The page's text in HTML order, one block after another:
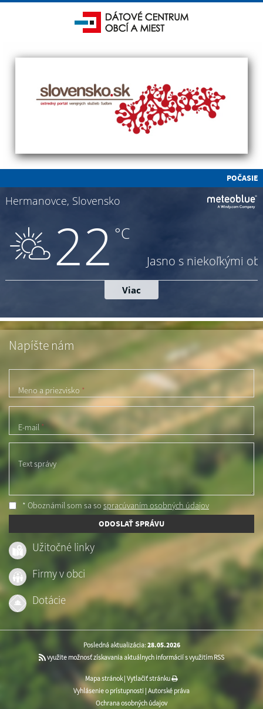
POČASIE
Napíšte nám
Meno a priezvisko *
E-mail *
Text správy
* Oboznámil som sa sospracúvaním osobných údajov
ODOSLAŤ SPRÁVU
Užitočné linky
Firmy v obci
Dotácie
Posledná aktualizácia: 28.05.2026
využite možnosť získavania aktuálnych informácií s využitím RSS
Mapa stránok| Vytlačiť stránku
Vyhlásenie o prístupnosti Autorské práva
Ochrana osobných údajov